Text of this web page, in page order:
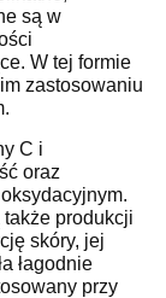
są w
W tej formie
zastosowaniu
C i
oraz
produkcji
skóry, jej
łagodnie
przy